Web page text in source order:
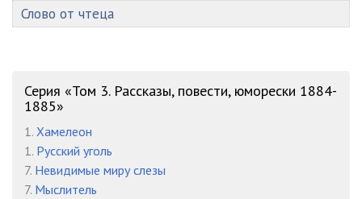
Слово от чтеца
Серия «Том 3. Рассказы, повести, юморески 1884-
1885»
1. Хамелеон
1. Русский уголь
7. Невидимые миру слезы
7. Мыслитель